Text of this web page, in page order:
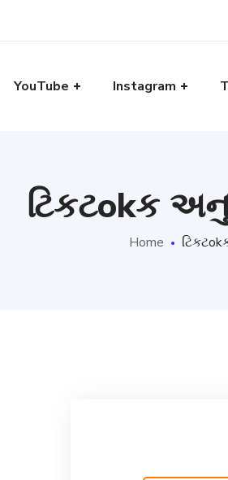
YouTube Instagram
ટિકટokક
Home